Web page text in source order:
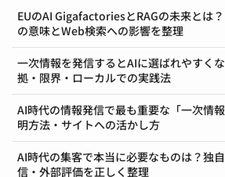
EUのAI GigafactoriesとRAGの未来とは
の意味とWeb検索への影響を整理
一次情報を発信するとAIに選ばれやすく
拠・限界・ローカルでの実践法
AI時代の情報発信で最も重要な「一次情
明方法・サイトへの活かし方
AI時代の集客で本当に必要なものは？独
信・外部評価を正しく整理